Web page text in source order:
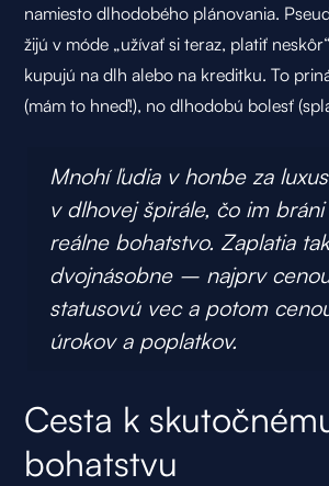
namiesto dlhodobého plánovania.
žijú v móde „užívať si teraz, platiť
kupujú na dlh alebo na kreditku. To
(mám to hneď!), no dlhodobú bolesť
Mnohí ľudia v honbe za
v dlhovej špirále, čo im
reálne bohatstvo. Zaplatia
dvojnásobne – najprv
statusovú vec a potom
úrokov a poplatkov.
Cesta k
bohatstvu